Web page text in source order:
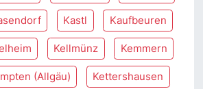
Kastl Kaufbeuren
Kellmünz Kemmern
(Allgäu) Kettershausen